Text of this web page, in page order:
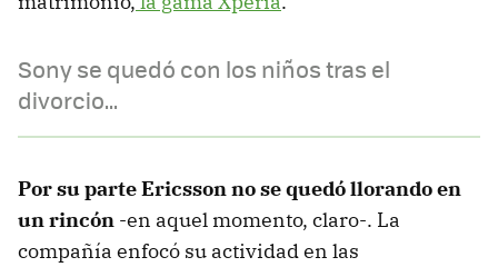
Sony se quedó con los niños tras el
divorcio...
Por su parte Ericsson no se quedó llorando en
un rincón -en aquel momento, claro-. La
compañía enfocó su actividad en las